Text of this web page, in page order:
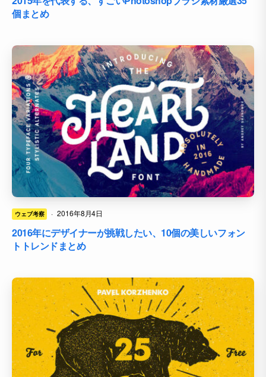
個まとめ
ウェブ考察 · 2016年8月4日
2016年にデザイナーが挑戦したい、10個の美しいフォン
トトレンドまとめ